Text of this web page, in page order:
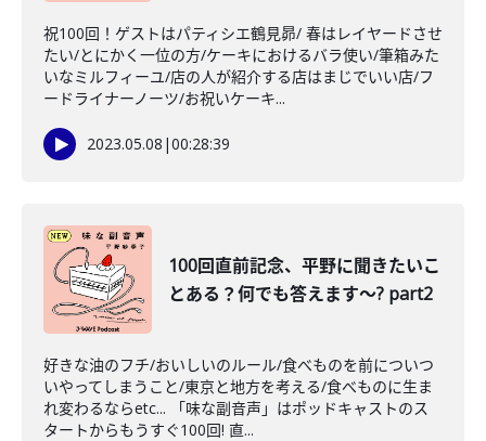
祝100回！ゲストはパティシエ鶴見昴/ 春はレイヤードさせ
たい/とにかく一位の方/ケーキにおけるバラ使い/筆箱みた
いなミルフィーユ/店の人が紹介する店はまじでいい店/フ
ードライナーノーツ/お祝いケーキ...
2023.05.08 |00:28:39
100回直前記念、平野に聞きたいこ
とある？何でも答えます～? part2
好きな油のフチ/おいしいのルール/食べものを前についつ
いやってしまうこと/東京と地方を考える/食べものに生ま
れ変わるならetc... 「味な副音声」はポッドキャストのス
タートからもうすぐ100回! 直...